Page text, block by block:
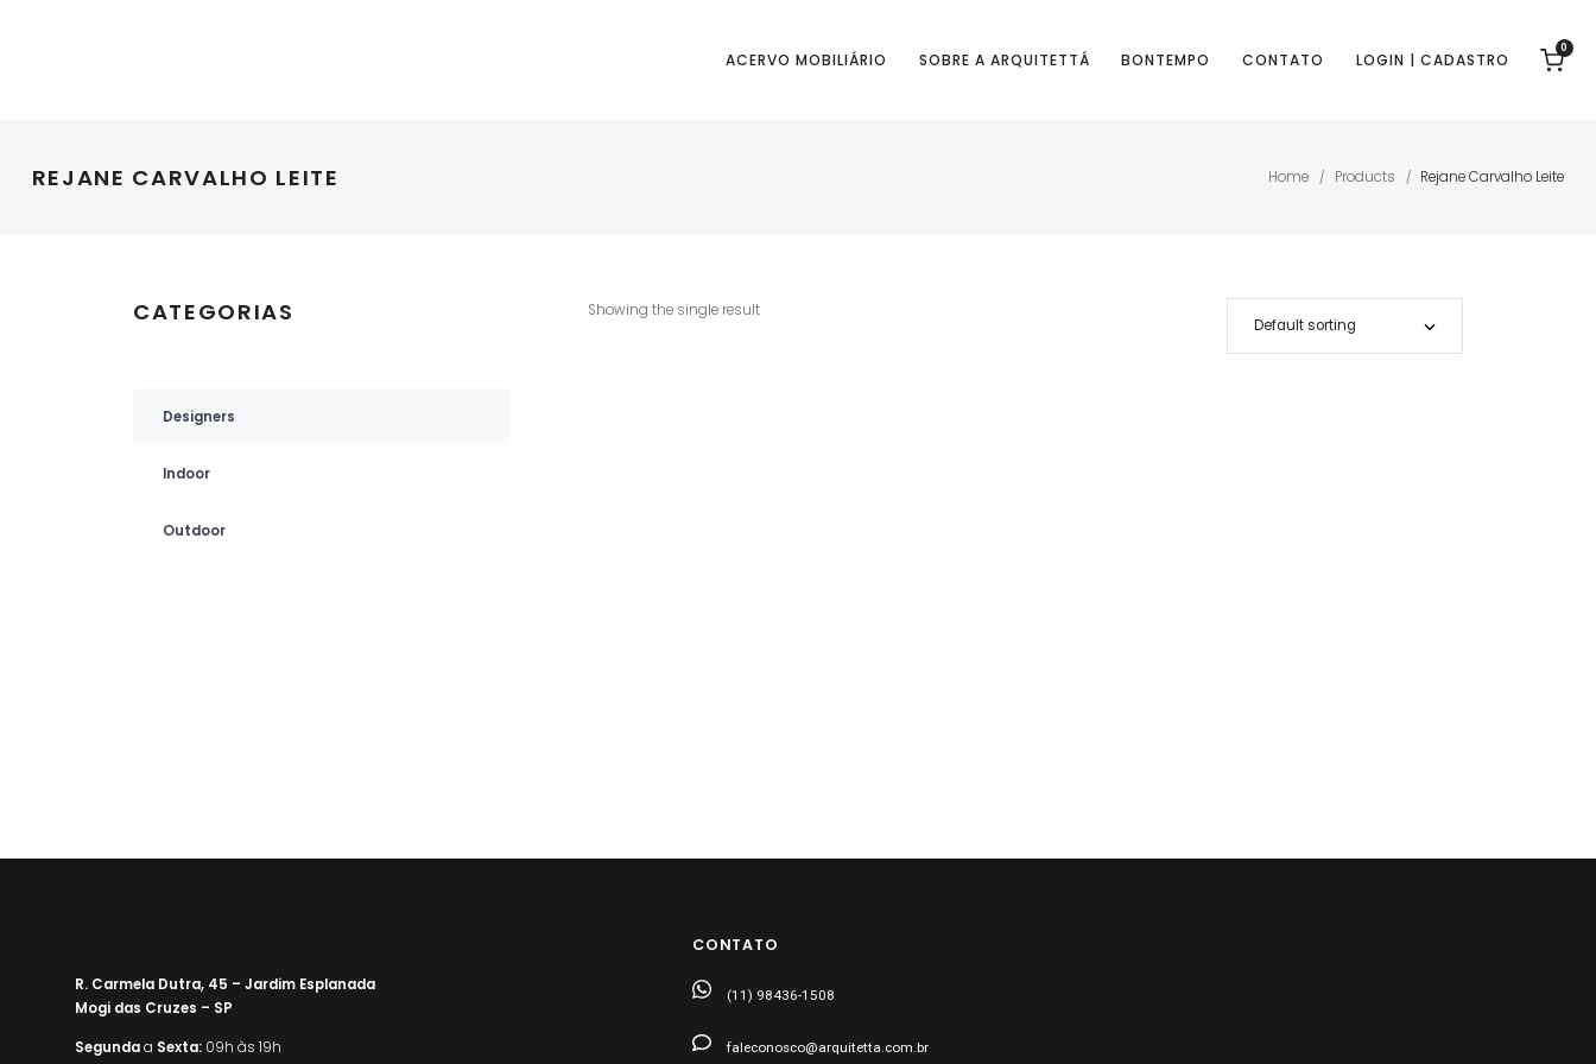
ACERVO MOBILIÁRIO SOBRE A ARQUITETTÁ BONTEMPO CONTATO LOGIN | CADASTRO
0
REJANE CARVALHO LEITE Home / Products / Rejane Carvalho Leite
Showing the single result
CATEGORIAS
Designers
Indoor
Outdoor
R. Carmela Dutra, 45 – Jardim Esplanada
Mogi das Cruzes – SP
Segundaa Sexta:09h às 19h
CONTATO
(11) 98436-1508
faleconosco@arquitetta.com.br